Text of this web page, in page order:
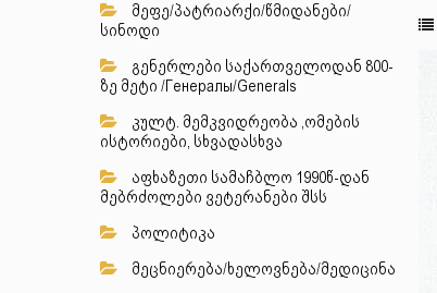
მეფე/პატრიარქი/წმიდანები/
სინოდი
გენერლები საქართველოდან 800-
ზე მეტი /Генералы/Generals
კულტ. მემკვიდრეობა ,ომების
ისტორიები, სხვადასხვა
აფხაზეთი სამაჩბლო 1990წ-დან
მებრძოლები ვეტერანები შსს
პოლიტიკა
მეცნიერება/ხელოვნება/მედიცინა